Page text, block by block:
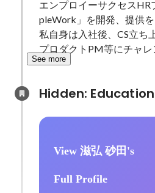
エンプロイーサクセスHR
pleWork」を開発、提供を
私自身は入社後、CS立ち
プロダクトPM等にチャレ
See more
View 滋弘 砂田's
Full Profile